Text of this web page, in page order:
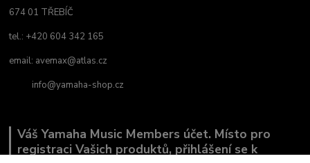
674 01 TŘEBÍČ
tel.: +420 604 342 165
email: avemax@atlas.cz
info@yamaha-shop.cz
Váš Yamaha Music Members účet. Místo pro
registraci Vašich produktů, přihlášení se k